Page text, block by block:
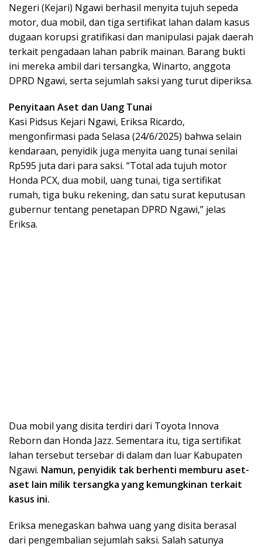
Negeri (Kejari) Ngawi berhasil menyita tujuh sepeda
motor, dua mobil, dan tiga sertifikat lahan dalam kasus
dugaan korupsi gratifikasi dan manipulasi pajak daerah
terkait pengadaan lahan pabrik mainan. Barang bukti
ini mereka ambil dari tersangka, Winarto, anggota
DPRD Ngawi, serta sejumlah saksi yang turut diperiksa.
Penyitaan Aset dan Uang Tunai
Kasi Pidsus Kejari Ngawi, Eriksa Ricardo,
mengonfirmasi pada Selasa (24/6/2025) bahwa selain
kendaraan, penyidik juga menyita uang tunai senilai
Rp595 juta dari para saksi. “Total ada tujuh motor
Honda PCX, dua mobil, uang tunai, tiga sertifikat
rumah, tiga buku rekening, dan satu surat keputusan
gubernur tentang penetapan DPRD Ngawi,” jelas
Eriksa.
Dua mobil yang disita terdiri dari Toyota Innova
Reborn dan Honda Jazz. Sementara itu, tiga sertifikat
lahan tersebut tersebar di dalam dan luar Kabupaten
Ngawi. Namun, penyidik tak berhenti memburu aset-
aset lain milik tersangka yang kemungkinan terkait
kasus ini.
Eriksa menegaskan bahwa uang yang disita berasal
dari pengembalian sejumlah saksi. Salah satunya